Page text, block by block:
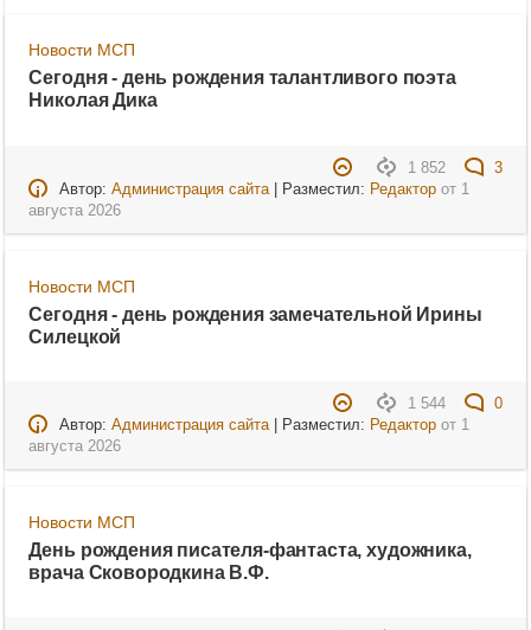
Новости МСП
Сегодня - день рождения талантливого поэта
Николая Дика
1 852
3
Автор: Администрация сайта| Разместил: Редакторот 1
августа 2026
Новости МСП
Сегодня - день рождения замечательной Ирины
Силецкой
1 544
0
Автор: Администрация сайта| Разместил: Редакторот 1
августа 2026
Новости МСП
День рождения писателя-фантаста, художника,
врача Сковородкина В.Ф.